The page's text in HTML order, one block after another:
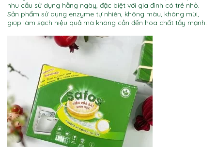
nhu cầu sử dụng hằng ngày, đặc biệt với gia đình có trẻ nhỏ.
Sản phẩm sử dụng enzyme tự nhiên, không màu, không mùi,
giúp làm sạch hiệu quả mà không cần đến hóa chất tẩy mạnh.